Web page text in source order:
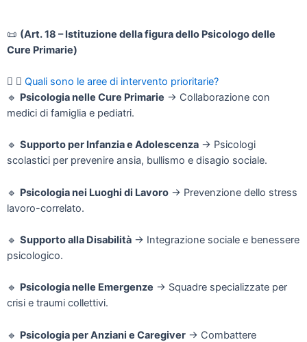
📜 (Art. 18 – Istituzione della figura dello Psicologo delle
Cure Primarie)
Quali sono le aree di intervento prioritarie?
🔹 Psicologia nelle Cure Primarie → Collaborazione con
medici di famiglia e pediatri.
🔹 Supporto per Infanzia e Adolescenza → Psicologi
scolastici per prevenire ansia, bullismo e disagio sociale.
🔹 Psicologia nei Luoghi di Lavoro → Prevenzione dello stress
lavoro-correlato.
🔹 Supporto alla Disabilità → Integrazione sociale e benessere
psicologico.
🔹 Psicologia nelle Emergenze → Squadre specializzate per
crisi e traumi collettivi.
🔹 Psicologia per Anziani e Caregiver → Combattere